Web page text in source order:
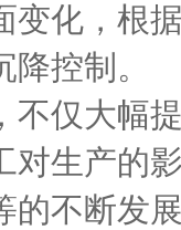
变化，根
控制。
不仅大幅
对生产的
的不断发